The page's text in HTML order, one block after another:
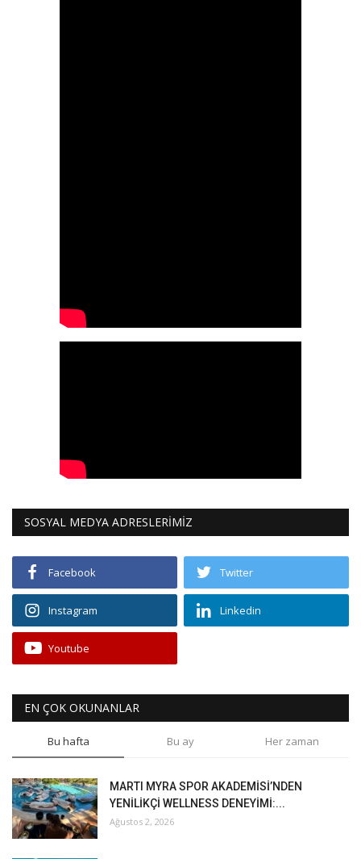
SOSYAL MEDYA ADRESLERİMİZ
Facebook Twitter
Instagram Linkedin
Youtube
EN ÇOK OKUNANLAR
Bu hafta Bu ay Her zaman
MARTI MYRA SPOR AKADEMİSİ’NDEN
YENİLİKÇİ WELLNESS DENEYİMİ:...
Ağustos 2, 2026